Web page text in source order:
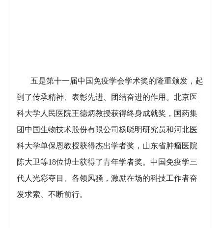
五是第十一届中国免疫学会学术奖的隆重颁发，起
到了传承精神、表彰先进、团结奋进的作用。北京医
科大学人民医院王德炳教授获得终身成就奖，国药集
团中国生物技术股份有限公司杨晓明研究员和河北医
科大学单保恩教授获得杰出学者奖，山东省肿瘤医院
陈大卫等18位博士获得了青年学者奖。中国免疫学三
代人光彩夺目、各领风骚，激励在场的科技工作者奋
发求索、不断前行。